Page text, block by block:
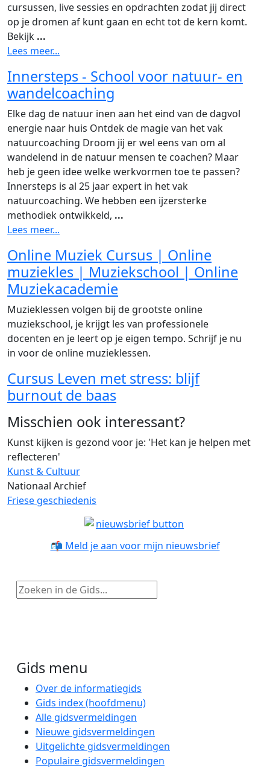
cursussen, live sessies en opdrachten zodat jij direct
op je dromen af kunt gaan en echt tot de kern komt.
Bekijk ...
Lees meer...
Innersteps - School voor natuur- en
wandelcoaching
Elke dag de natuur inen aan het eind van de dagvol
energie naar huis Ontdek de magie van het vak
natuurcoaching Droom jij er wel eens van om al
wandelend in de natuur mensen te coachen? Maar
heb je geen idee welke werkvormen toe te passen?
Innersteps is al 25 jaar expert in het vak
natuurcoaching. We hebben een ijzersterke
methodiek ontwikkeld, ...
Lees meer...
Online Muziek Cursus | Online
muziekles | Muziekschool | Online
Muziekacademie
Muzieklessen volgen bij de grootste online
muziekschool, je krijgt les van professionele
docenten en je leert op je eigen tempo. Schrijf je nu
in voor de online muzieklessen.
Cursus Leven met stress: blijf
burnout de baas
Misschien ook interessant?
Kunst kijken is gezond voor je: 'Het kan je helpen met
reflecteren'
Kunst & Cultuur
Nationaal Archief
Friese geschiedenis
📬 Meld je aan voor mijn nieuwsbrief
Zoeken in de Gids...
Gids menu
Over de informatiegids
Gids index (hoofdmenu)
Alle gidsvermeldingen
Nieuwe gidsvermeldingen
Uitgelichte gidsvermeldingen
Populaire gidsvermeldingen